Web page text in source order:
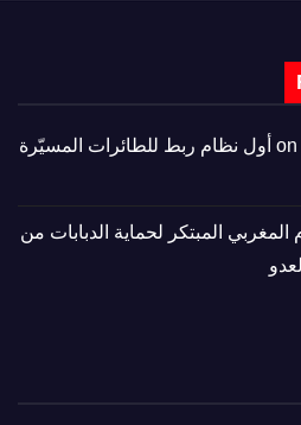
Skywire أول نظام ربط للطائرات المسيّرة
المغربي المبتكر لحماية الدبابات من